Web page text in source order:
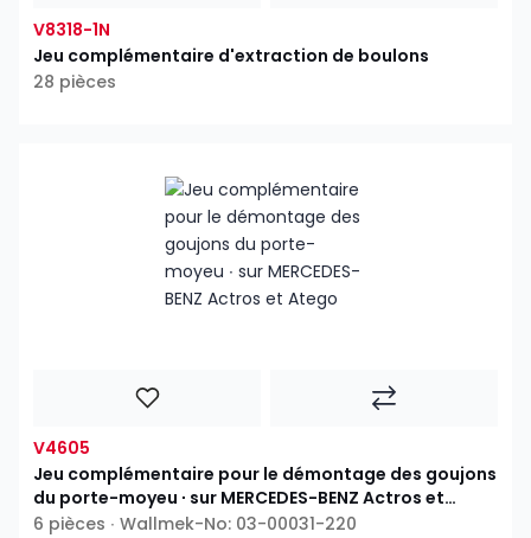
V8318-1N
Jeu complémentaire d'extraction de boulons
28 pièces
V4605
Jeu complémentaire pour le démontage des goujons
du porte-moyeu ∙ sur MERCEDES-BENZ Actros et
Atego
6 pièces ∙ Wallmek-No: 03-00031-220